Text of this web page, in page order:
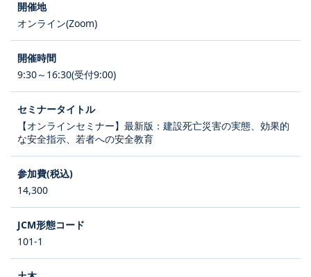
オンライン(Zoom)
9:30～16:30(受付9:00)
【オンラインセミナー】最新版：建設死亡災害の実態、効果的
な安全指示、若者への安全教育
14,300
101-1